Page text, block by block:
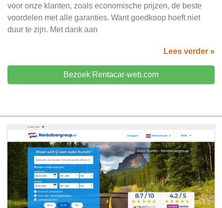
voor onze klanten, zoals economische prijzen, de beste
voordelen met alle garanties. Want goedkoop hoeft niet
duur te zijn. Met dank aan
Lees verder »
Bezoek Rentacar-web.com